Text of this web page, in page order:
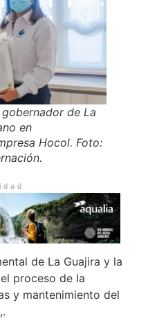
de La
en
Hocol. Foto:
de La Guajira y la
proceso de la
y mantenimiento del